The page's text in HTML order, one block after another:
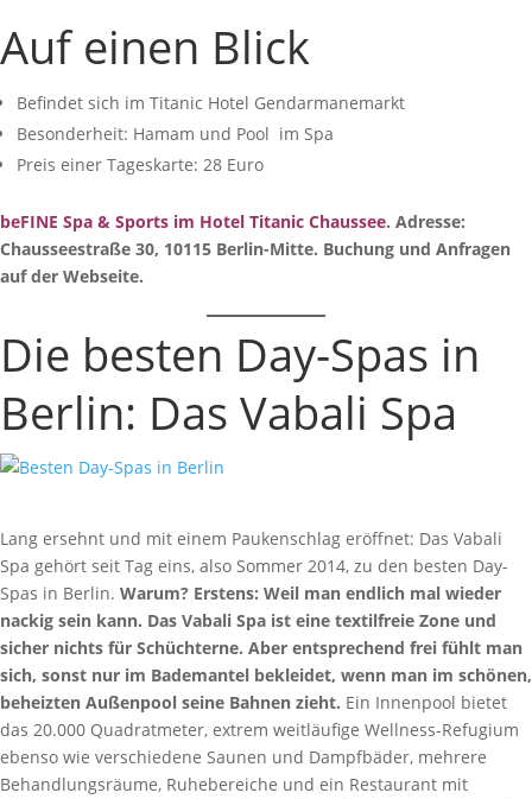
Auf einen Blick
Befindet sich im Titanic Hotel Gendarmanemarkt
Besonderheit: Hamam und Pool im Spa
Preis einer Tageskarte: 28 Euro
beFINE Spa & Sports im Hotel Titanic Chaussee. Adresse:
Chausseestraße 30, 10115 Berlin-Mitte. Buchung und Anfragen
auf der Webseite.
Die besten Day-Spas in
Berlin: Das Vabali Spa
Lang ersehnt und mit einem Paukenschlag eröffnet: Das Vabali
Spa gehört seit Tag eins, also Sommer 2014, zu den besten Day-
Spas in Berlin. Warum? Erstens: Weil man endlich mal wieder
nackig sein kann. Das Vabali Spa ist eine textilfreie Zone und
sicher nichts für Schüchterne. Aber entsprechend frei fühlt man
sich, sonst nur im Bademantel bekleidet, wenn man im schönen,
beheizten Außenpool seine Bahnen zieht. Ein Innenpool bietet
das 20.000 Quadratmeter, extrem weitläufige Wellness-Refugium
ebenso wie verschiedene Saunen und Dampfbäder, mehrere
Behandlungsräume, Ruhebereiche und ein Restaurant mit